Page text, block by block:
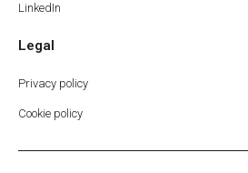
LinkedIn
Legal
Privacy policy
Cookie policy